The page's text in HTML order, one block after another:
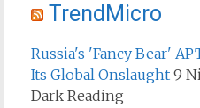
TrendMicro
Russia's 'Fancy Bear'
Its Global Onslaught 9
Dark Reading